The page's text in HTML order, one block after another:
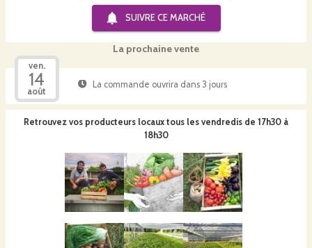
SUIVRE CE MARCHÉ
La prochaine vente
ven.
14
août
La commande ouvrira dans 3 jours
Retrouvez vos producteurs locaux tous les vendredis de 17h30 à
18h30